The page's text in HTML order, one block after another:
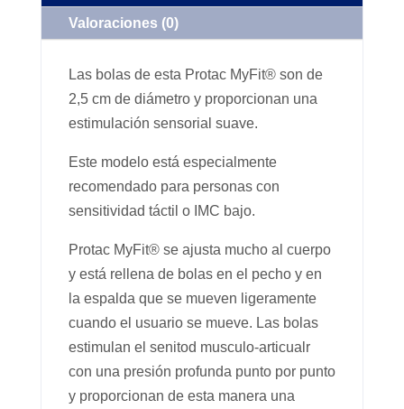
Valoraciones (0)
Las bolas de esta Protac MyFit® son de
2,5 cm de diámetro y proporcionan una
estimulación sensorial suave.
Este modelo está especialmente
recomendado para personas con
sensitividad táctil o IMC bajo.
Protac MyFit® se ajusta mucho al cuerpo
y está rellena de bolas en el pecho y en
la espalda que se mueven ligeramente
cuando el usuario se mueve. Las bolas
estimulan el senitod musculo-articualr
con una presión profunda punto por punto
y proporcionan de esta manera una